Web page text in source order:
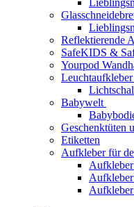
Reflektierende
SafeKIDS &
Yourpod
Leuchtaufkleber
Babywelt
Geschenktüten
Etiketten
Aufkleber für